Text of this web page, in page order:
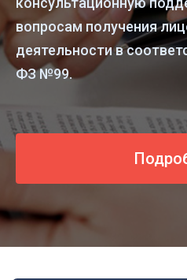
вопросам получения
деятельности в
ФЗ №99.